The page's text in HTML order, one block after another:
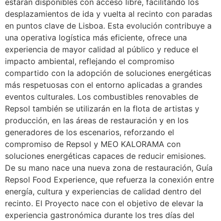
estarán disponibles con acceso libre, facilitando los
desplazamientos de ida y vuelta al recinto con paradas
en puntos clave de Lisboa. Esta evolución contribuye a
una operativa logística más eficiente, ofrece una
experiencia de mayor calidad al público y reduce el
impacto ambiental, reflejando el compromiso
compartido con la adopción de soluciones energéticas
más respetuosas con el entorno aplicadas a grandes
eventos culturales. Los combustibles renovables de
Repsol también se utilizarán en la flota de artistas y
producción, en las áreas de restauración y en los
generadores de los escenarios, reforzando el
compromiso de Repsol y MEO KALORAMA con
soluciones energéticas capaces de reducir emisiones.
De su mano nace una nueva zona de restauración, Guía
Repsol Food Experience, que refuerza la conexión entre
energía, cultura y experiencias de calidad dentro del
recinto. El Proyecto nace con el objetivo de elevar la
experiencia gastronómica durante los tres días del